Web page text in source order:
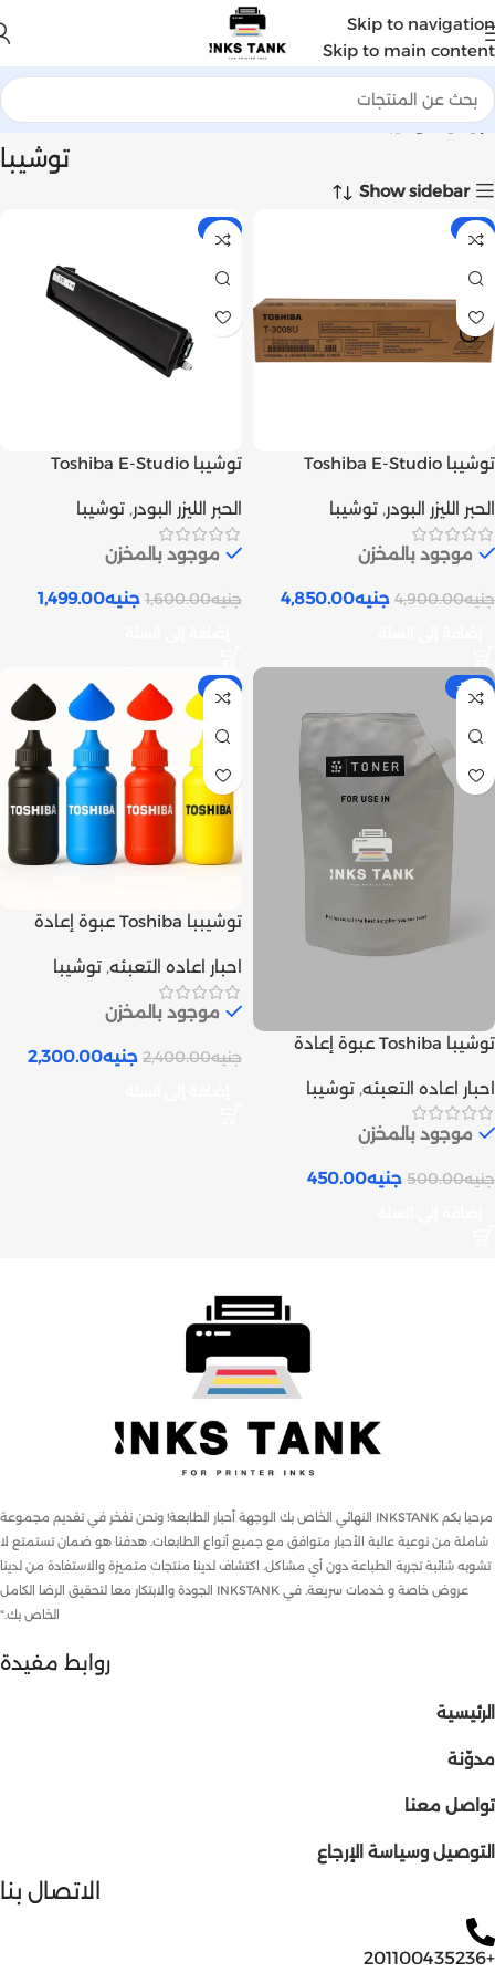
Skip to navigation
Skip to main content
الرئيسية توشيبا
توشيبا
Show sidebar
-1%
توشيبا Toshiba E-Studio
الأصلي | Inks tank
الحبر الليزر البودر, توشيبا
موجود بالمخزن
جنيه4,900.00 جنيه4,850.00
-6%
توشيبا Toshiba E-Studio
متوافق | Inks tank
الحبر الليزر البودر, توشيبا
موجود بالمخزن
جنيه1,600.00 جنيه1,499.00
-10%
توشيبا Toshiba عبوة إعادة
احبار اعاده التعبئه, توشيبا
موجود بالمخزن
جنيه500.00 جنيه450.00
-4%
توشيببا Toshiba عبوة إعادة
Inks tank
احبار اعاده التعبئه, توشيبا
موجود بالمخزن
جنيه2,400.00 جنيه2,300.00
مرحبا بكم INKSTANK النهائي الخاص بك الوجهة أحبار الطابعة! ونحن نفخر في تقديم مجموعة
شاملة من نوعية عالية الأحبار متوافق مع جميع أنواع الطابعات. هدفنا هو ضمان تستمتع لا
تشوبه شائبة تجربة الطباعة دون أي مشاكل. اكتشاف لدينا منتجات متميزة والاستفادة من لدينا
عروض خاصة و خدمات سريعة. في INKSTANK الجودة والابتكار معا لتحقيق الرضا الكامل
الخاص بك."
روابط مفيدة
الرئيسية
مدوّنة
تواصل معنا
التوصيل وسياسة الإرجاع
الاتصال بنا
+201100435236